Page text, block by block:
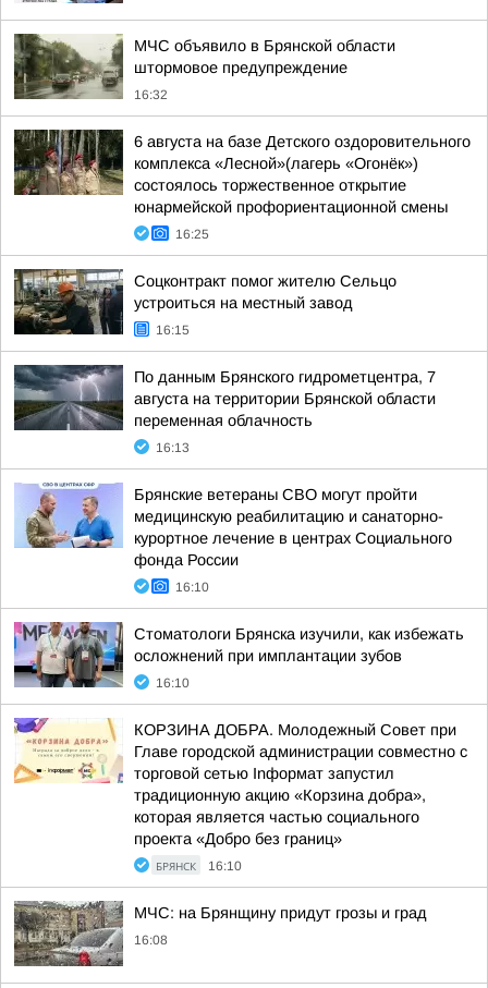
МЧС объявило в Брянской области
штормовое предупреждение
16:32
6 августа на базе Детского оздоровительного
комплекса «Лесной»(лагерь «Огонёк»)
состоялось торжественное открытие
юнармейской профориентационной смены
16:25
Соцконтракт помог жителю Сельцо
устроиться на местный завод
16:15
По данным Брянского гидрометцентра, 7
августа на территории Брянской области
переменная облачность
16:13
Брянские ветераны СВО могут пройти
медицинскую реабилитацию и санаторно-
курортное лечение в центрах Социального
фонда России
16:10
Стоматологи Брянска изучили, как избежать
осложнений при имплантации зубов
16:10
КОРЗИНА ДОБРА. Молодежный Совет при
Главе городской администрации совместно с
торговой сетью Inформат запустил
традиционную акцию «Корзина добра»,
которая является частью социального
проекта «Добро без границ»
БРЯНСК 16:10
МЧС: на Брянщину придут грозы и град
16:08